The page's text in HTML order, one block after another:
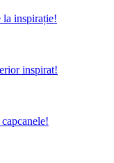
la inspirație!
inspirat!